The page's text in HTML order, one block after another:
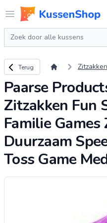
Open menu
Logo www.kussenshop.nl
Zoeken
Terug naar overzicht
Terug Zitzakken
Paarse
Zitzakken Fun
Familie Games
Duurzaam
Toss Game